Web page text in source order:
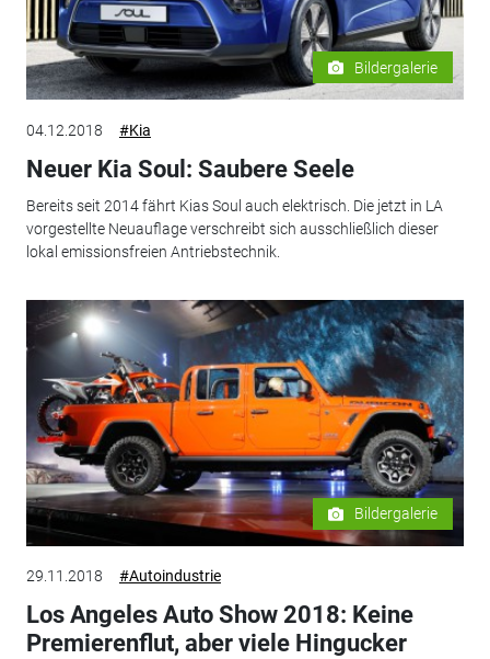
Bildergalerie
04.12.2018 #Kia
Neuer Kia Soul: Saubere Seele
Bereits seit 2014 fährt Kias Soul auch elektrisch. Die jetzt in LA
vorgestellte Neuauflage verschreibt sich ausschließlich dieser
lokal emissionsfreien Antriebstechnik.
Bildergalerie
29.11.2018 #Autoindustrie
Los Angeles Auto Show 2018: Keine
Premierenflut, aber viele Hingucker